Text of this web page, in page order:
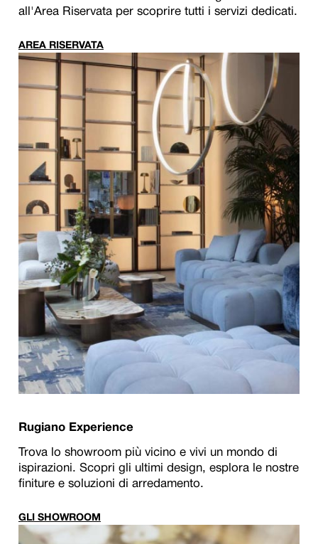
all'Area Riservata per scoprire tutti i servizi dedicati.
AREA RISERVATA
Rugiano Experience
Trova lo showroom più vicino e vivi un mondo di
ispirazioni. Scopri gli ultimi design, esplora le nostre
finiture e soluzioni di arredamento.
GLI SHOWROOM